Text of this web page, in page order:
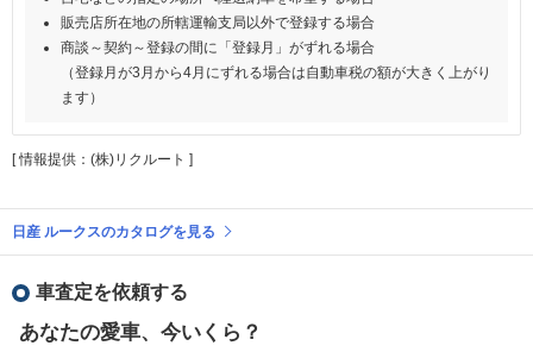
販売店所在地の所轄運輸支局以外で登録する場合
商談～契約～登録の間に「登録月」がずれる場合
（登録月が3月から4月にずれる場合は自動車税の額が大きく上がり
ます）
[ 情報提供：(株)リクルート ]
日産 ルークスのカタログを見る
車査定を依頼する
あなたの愛車、今いくら？